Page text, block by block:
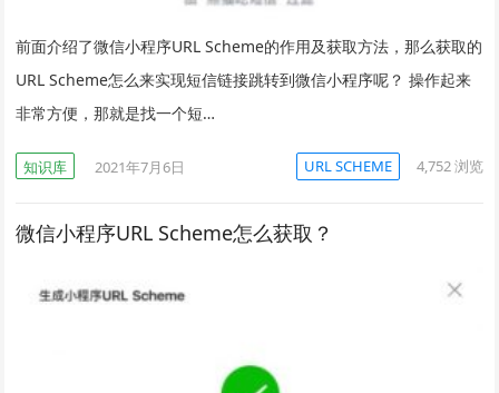
前面介绍了微信小程序URL Scheme的作用及获取方法，那么获取的
URL Scheme怎么来实现短信链接跳转到微信小程序呢？ 操作起来
非常方便，那就是找一个短…
知识库 2021年7月6日 URL SCHEME 4,752浏览
微信小程序URL Scheme怎么获取？